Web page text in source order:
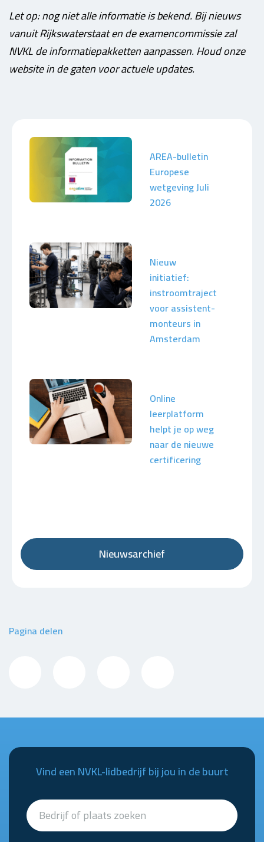
Let op: nog niet alle informatie is bekend. Bij nieuws
vanuit Rijkswaterstaat en de examencommissie zal
NVKL de informatiepakketten aanpassen. Houd onze
website in de gaten voor actuele updates.
AREA-bulletin
Europese
wetgeving Juli
2026
Nieuw
initiatief:
instroomtraject
voor assistent-
monteurs in
Amsterdam
Online
leerplatform
helpt je op weg
naar de nieuwe
certificering
Nieuwsarchief
Pagina delen
Vind een NVKL-lidbedrijf bij jou in de buurt